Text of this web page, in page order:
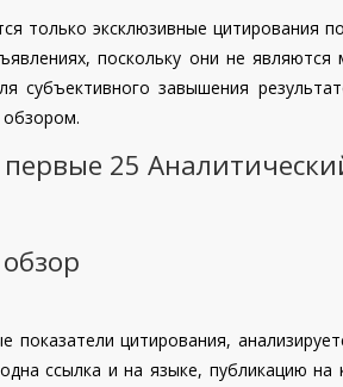
только эксклюзивные цитирования
поскольку они не
субъективного завышения
25
показатели цитирования,
ссылка и на языке, публикацию